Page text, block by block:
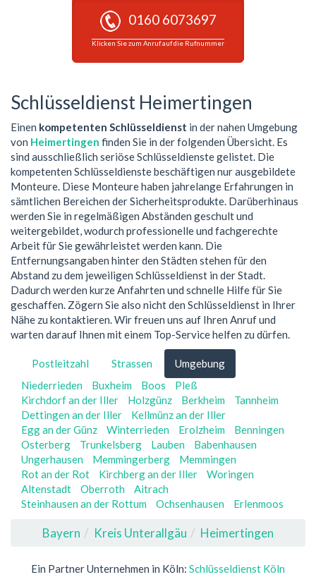
0160 6073697
Klicken Sie zum Anruf auf die Rufnummer
Schlüsseldienst Heimertingen
Einen kompetenten Schlüsseldienst in der nahen Umgebung
von Heimertingen finden Sie in der folgenden Übersicht. Es
sind ausschließlich seriöse Schlüsseldienste gelistet. Die
kompetenten Schlüsseldienste beschäftigen nur ausgebildete
Monteure. Diese Monteure haben jahrelange Erfahrungen in
sämtlichen Bereichen der Sicherheitsprodukte. Darüberhinaus
werden Sie in regelmäßigen Abständen geschult und
weitergebildet, wodurch professionelle und fachgerechte
Arbeit für Sie gewährleistet werden kann. Die
Entfernungsangaben hinter den Städten stehen für den
Abstand zu dem jeweiligen Schlüsseldienst in der Stadt.
Dadurch werden kurze Anfahrten und schnelle Hilfe für Sie
geschaffen. Zögern Sie also nicht den Schlüsseldienst in Ihrer
Nähe zu kontaktieren. Wir freuen uns auf Ihren Anruf und
warten darauf Ihnen mit einem Top-Service helfen zu dürfen.
Postleitzahl Strassen
Umgebung
Niederrieden
Buxheim Boos
Pleß
Kirchdorf an der Iller
Holzgünz Berkheim
Tannheim
Dettingen an der Iller
Kellmünz an der Iller
Egg an der Günz
Winterrieden Erolzheim
Benningen
Osterberg
Trunkelsberg Lauben
Babenhausen
Ungerhausen
Memmingerberg
Memmingen
Rot an der Rot
Kirchberg an der Iller
Woringen
Altenstadt
Oberroth
Aitrach
Steinhausen an der Rottum
Ochsenhausen Erlenmoos
Bayern Kreis Unterallgäu Heimertingen
Ein Partner Unternehmen in Köln: Schlüsseldienst Köln